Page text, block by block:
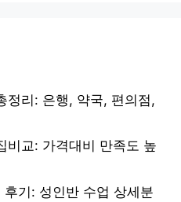
정리: 은행, 약국, 편의점,
비교: 가격대비 만족도 높
기: 성인반 수업 상세분